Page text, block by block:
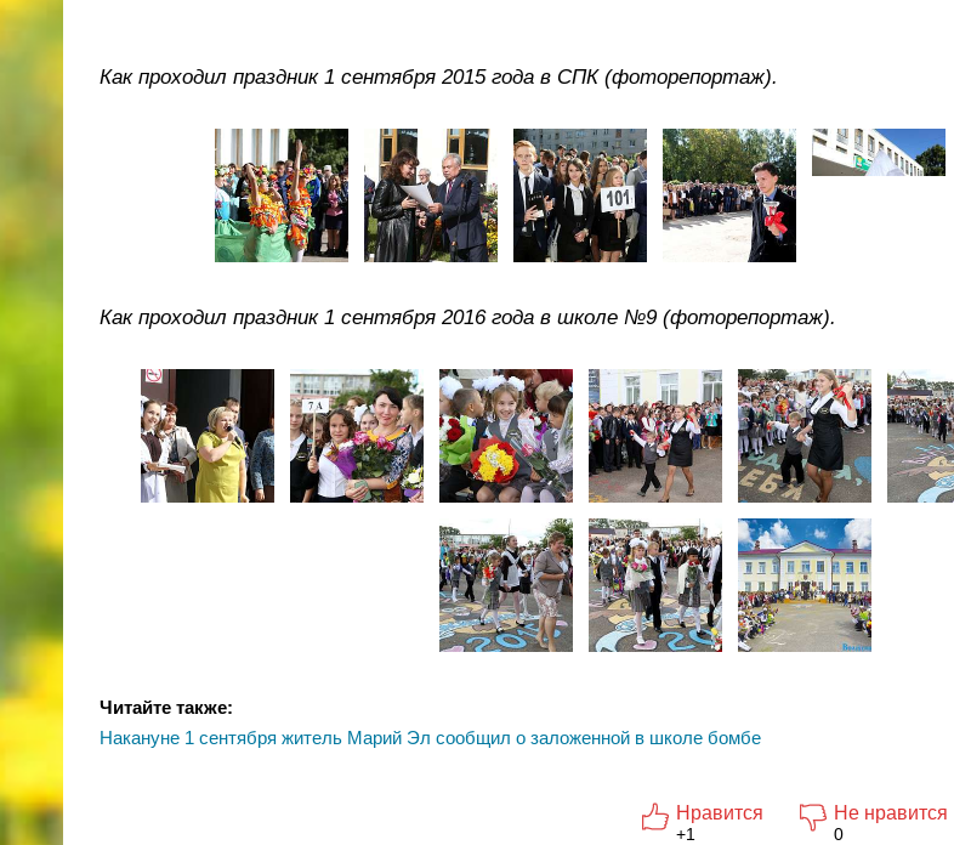
Как проходил праздник 1 сентября 2015 года в СПК (фоторепортаж).
Как проходил праздник 1 сентября 2016 года в школе №9 (фоторепортаж).
Читайте также:
Накануне 1 сентября житель Марий Эл сообщил о заложенной в школе бомбе
Нравится
+1
Не нравится
0